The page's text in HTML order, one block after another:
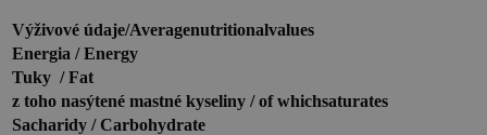
Výživové údaje/Averagenutritionalvalues
Energia / Energy
Tuky / Fat
z toho nasýtené mastné kyseliny / of whichsaturates
Sacharidy / Carbohydrate